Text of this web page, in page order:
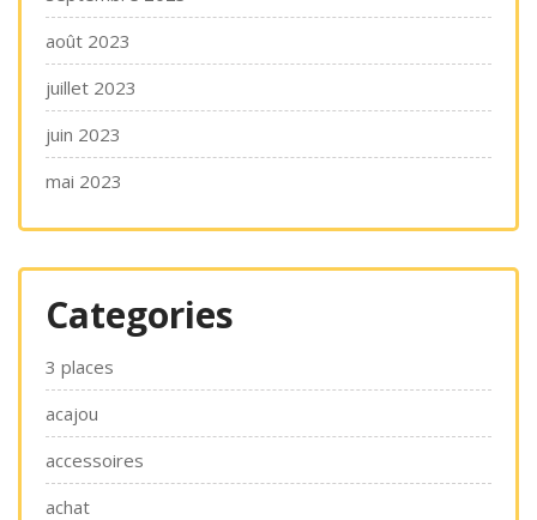
août 2023
juillet 2023
juin 2023
mai 2023
Categories
3 places
acajou
accessoires
achat